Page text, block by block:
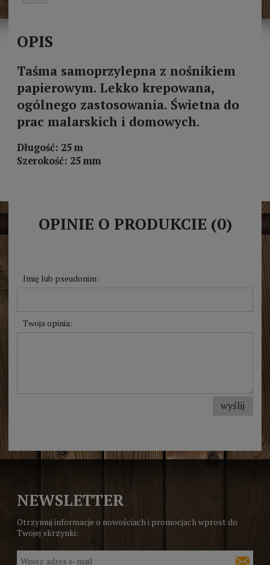
OPIS
Taśma samoprzylepna z nośnikiem
papierowym. Lekko krepowana,
ogólnego zastosowania. Świetna do
prac malarskich i domowych.
Długość: 25 m
Szerokość: 25 mm
OPINIE O PRODUKCIE (0)
Imię lub pseudonim:
Twoja opinia:
wyślij
NEWSLETTER
Otrzymuj informacje o nowościach i promocjach wprost do
Twojej skrzynki: